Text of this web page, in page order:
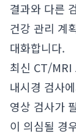
결과와 다른
건강 관리 계
대화합니다.
최신 CT/MRI
내시경 검사
영상 검사가
이 의심될 경